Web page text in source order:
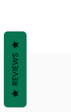
REVIEWS